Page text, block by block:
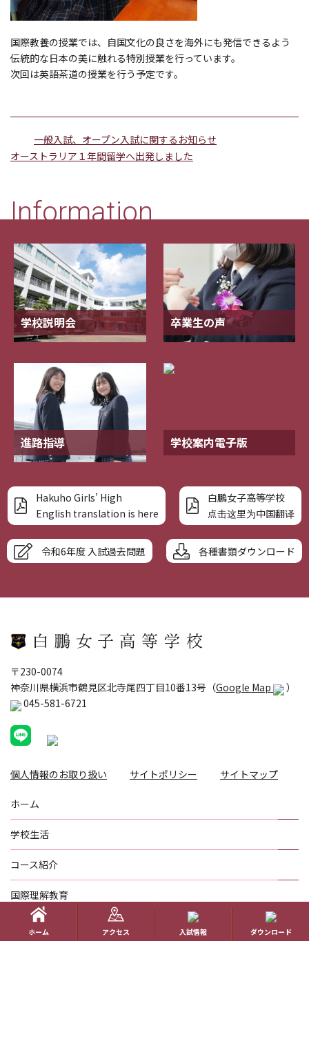
国際教養の授業では、自国文化の良さを海外にも発信できるよう
伝統的な日本の美に触れる特別授業を行っています。
次回は英語茶道の授業を行う予定です。
一般入試、オープン入試に関するお知らせ
オーストラリア１年間留学へ出発しました
Information
学校説明会 卒業生の声
進路指導 学校案内電子版
Hakuho Girls’ High
English translation is here
白鵬女子高等学校
点击这里为中国翻译
令和6年度 入試過去問題 各種書類ダウンロード
〒230-0074
神奈川県横浜市鶴見区北寺尾四丁目10番13号（Google Map
）
045-581-6721
個人情報のお取り扱い サイトポリシー サイトマップ
ホーム
学校生活
コース紹介
国際理解教育
進路指導
ホーム アクセス 入試情報 ダウンロード